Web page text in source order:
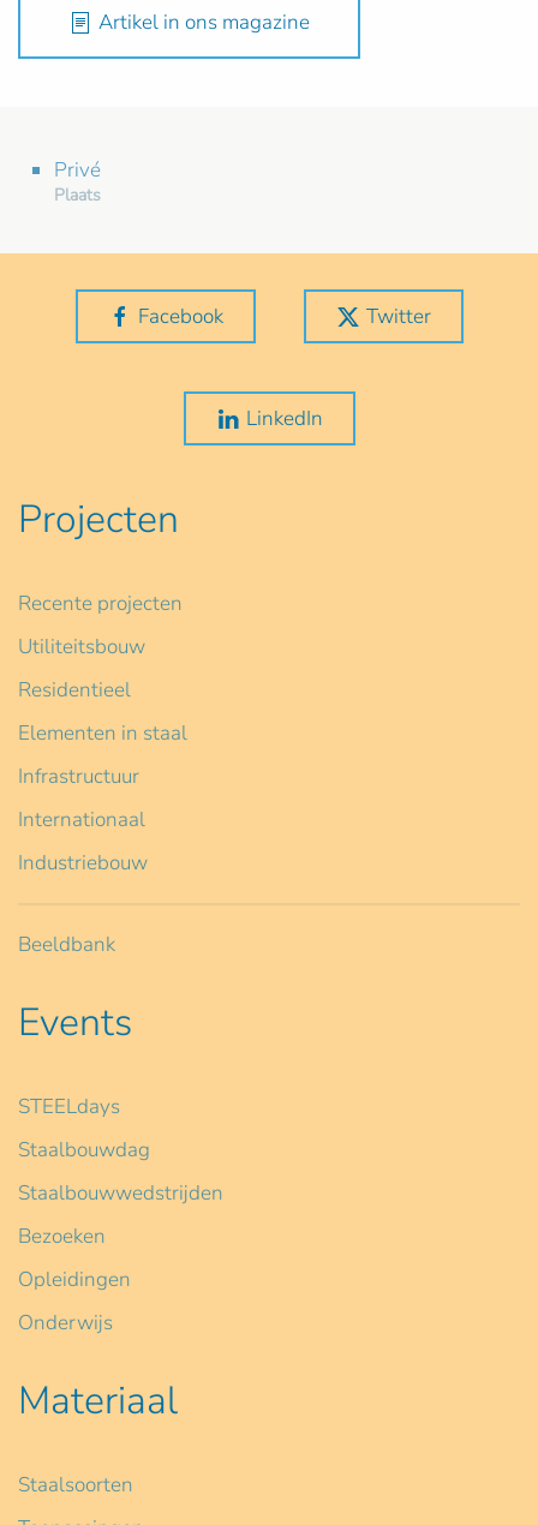
Artikel in ons magazine
Privé
Plaats
Facebook Twitter
LinkedIn
Projecten
Recente projecten
Utiliteitsbouw
Residentieel
Elementen in staal
Infrastructuur
Internationaal
Industriebouw
Beeldbank
Events
STEELdays
Staalbouwdag
Staalbouwwedstrijden
Bezoeken
Opleidingen
Onderwijs
Materiaal
Staalsoorten